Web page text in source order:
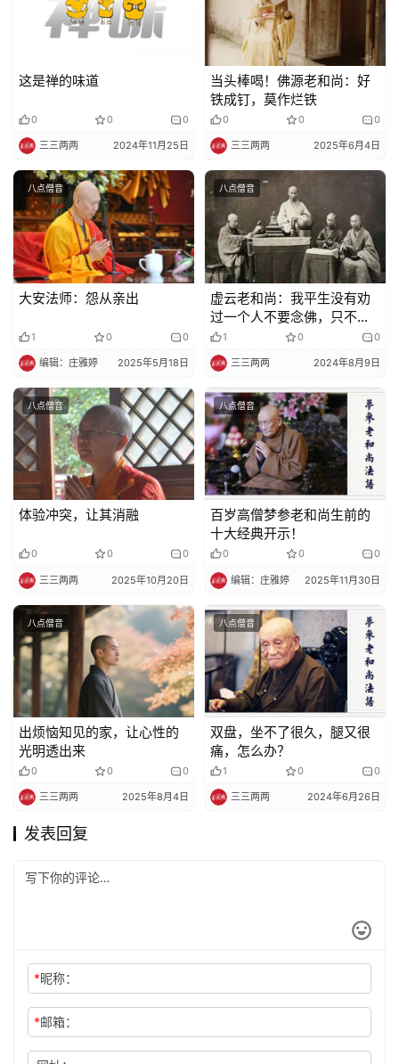
这是禅的味道
0 0 0
三三两两 2024年11月25日
当头棒喝！佛源老和尚：好
铁成钉，莫作烂铁
0 0 0
三三两两 2025年6月4日
八点僧音
大安法师：怨从亲出
1 0 0
编辑：庄雅婷 2025年5月18日
八点僧音
虚云老和尚：我平生没有劝
过一个人不要念佛，只不满
别人劝人不要参禅
1 0 0
三三两两 2024年8月9日
八点僧音
体验冲突，让其消融
0 0 0
三三两两 2025年10月20日
八点僧音
百岁高僧梦参老和尚生前的
十大经典开示！
0 0 0
编辑：庄雅婷 2025年11月30日
八点僧音
出烦恼知见的家，让心性的
光明透出来
0 0 0
三三两两 2025年8月4日
八点僧音
双盘，坐不了很久，腿又很
痛，怎么办？
1 0 0
三三两两 2024年6月26日
发表回复
*昵称：
*邮箱：